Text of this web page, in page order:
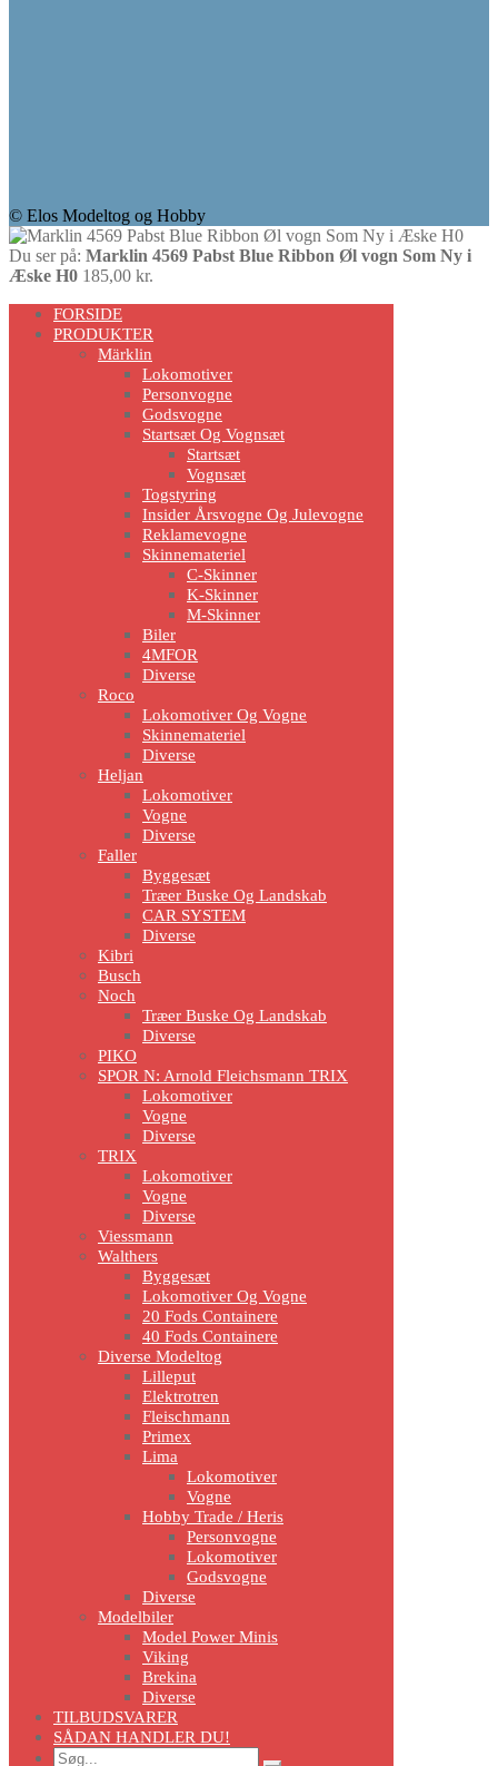
© Elos Modeltog og Hobby
Du ser på: Marklin 4569 Pabst Blue Ribbon Øl vogn Som Ny i
Æske H0 185,00 kr.
Scroll
Up
FORSIDE
PRODUKTER
Märklin
Lokomotiver
Personvogne
Godsvogne
Startsæt Og Vognsæt
Startsæt
Vognsæt
Togstyring
Insider Årsvogne Og Julevogne
Reklamevogne
Skinnemateriel
C-Skinner
K-Skinner
M-Skinner
Biler
4MFOR
Diverse
Roco
Lokomotiver Og Vogne
Skinnemateriel
Diverse
Heljan
Lokomotiver
Vogne
Diverse
Faller
Byggesæt
Træer Buske Og Landskab
CAR SYSTEM
Diverse
Kibri
Busch
Noch
Træer Buske Og Landskab
Diverse
PIKO
SPOR N: Arnold Fleichsmann TRIX
Lokomotiver
Vogne
Diverse
TRIX
Lokomotiver
Vogne
Diverse
Viessmann
Walthers
Byggesæt
Lokomotiver Og Vogne
20 Fods Containere
40 Fods Containere
Diverse Modeltog
Lilleput
Elektrotren
Fleischmann
Primex
Lima
Lokomotiver
Vogne
Hobby Trade / Heris
Personvogne
Lokomotiver
Godsvogne
Diverse
Modelbiler
Model Power Minis
Viking
Brekina
Diverse
TILBUDSVARER
SÅDAN HANDLER DU!
Search